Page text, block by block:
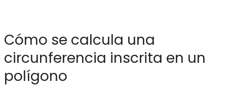
Cómo se calcula una
circunferencia inscrita en un
polígono